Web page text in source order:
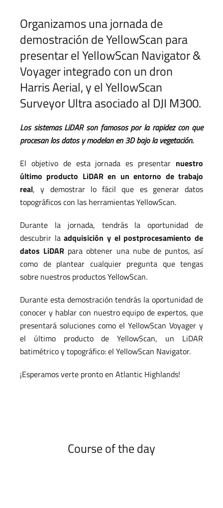
Organizamos una jornada de
demostración de YellowScan para
presentar el YellowScan Navigator &
Voyager integrado con un dron
Harris Aerial, y el YellowScan
Surveyor Ultra asociado al DJI M300.
Los sistemas LiDAR son famosos por la rapidez con que
procesan los datos y modelan en 3D bajo la vegetación.
El objetivo de esta jornada es presentar nuestro
último producto LiDAR en un entorno de trabajo
real, y demostrar lo fácil que es generar datos
topográficos con las herramientas YellowScan.
Durante la jornada, tendrás la oportunidad de
descubrir laadquisición y el postprocesamiento de
datos LiDAR para obtener una nube de puntos, así
como de plantear cualquier pregunta que tengas
sobre nuestros productos YellowScan.
Durante esta demostración tendrás la oportunidad de
conocer y hablar con nuestro equipo de expertos, que
presentará soluciones como el YellowScan Voyager y
el último producto de YellowScan, un LiDAR
batimétrico y topográfico: el YellowScan Navigator.
¡Esperamos verte pronto en Atlantic Highlands!
Course of the day